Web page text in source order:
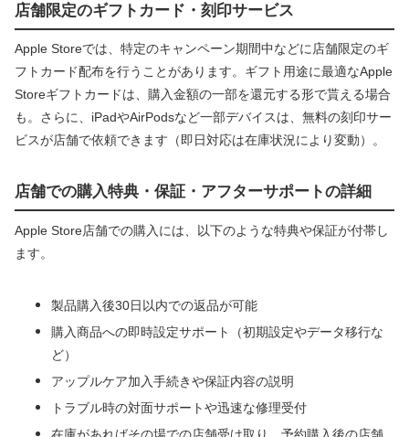
店舗限定のギフトカード・刻印サービス
Apple Storeでは、特定のキャンペーン期間中などに店舗限定のギ
フトカード配布を行うことがあります。ギフト用途に最適なApple
Storeギフトカードは、購入金額の一部を還元する形で貰える場合
も。さらに、iPadやAirPodsなど一部デバイスは、無料の刻印サー
ビスが店舗で依頼できます（即日対応は在庫状況により変動）。
店舗での購入特典・保証・アフターサポートの詳細
Apple Store店舗での購入には、以下のような特典や保証が付帯し
ます。
製品購入後30日以内での返品が可能
購入商品への即時設定サポート（初期設定やデータ移行な
ど）
アップルケア加入手続きや保証内容の説明
トラブル時の対面サポートや迅速な修理受付
在庫があればその場での店舗受け取り、予約購入後の店舗